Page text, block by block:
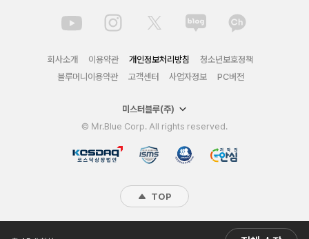
회사소개 이용약관 개인정보처리방침
청소년보호정책
블루머니이용약관
고객센터 사업자정보 PC버전
미스터블루(주)
© Mr.Blue Corp. All rights reserved.
TOP